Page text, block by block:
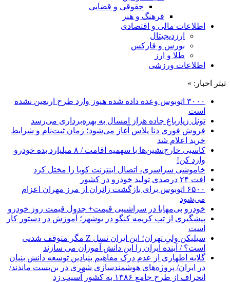
حقوقی و قضایی
فرهنگ و هنر
اطلاعات مالی و اقتصادی
ارزدیجیتال
بورس و فارکس
طلا و ارز
اطلاعات ورزشی
تیتر اخبار: »
۳۰۰۰ اتوبوس وعده داده شده هنوز وارد طرح اربعین نشده
است
تونل زیارباغ جاده هراز امسال به بهره‌برداری می‌رسد
فروش فوری دنا پلاس آغاز می‌شود؛ زمان ثبت‌نام و شرایط
خرید اعلام شد
کاسبی خارج‌نشین‌ها با سهمیه اقامت / ۸ میلیارد بده خودرو
وارد کن!
خاموشی سراسری، اتصال اینترنت کوبا را مختل کرد
افت ۲۴ درصدی تولید خودرو در کشور
۶۵۰۰ اتوبوس برای بازگشت زائران از مرز مهران اعزام
می‌شود
خودرو بی‌مهابا در سراشیبی قیمت+ جدول قیمت روز خودرو
پیشگیری از تب کریمه کنگو در بوشهر؛ آموزش در دستور کار
است
سیلیکن ولیِ تهران؛ این ایران نسل Z مگر متوقف شدنی
است؟ / آینده ایران را این دانش آموزان می سازند
گلایه اطهاری از عدم درک مفاهیم بنیادین توسعه دانش بنیان
در ایران/ پروژه‌های هوشمندسازی شهری در بن‌بست ماندند/
انحراف از طرح جامع ۱۳۸۶ به کشور آسیب زد